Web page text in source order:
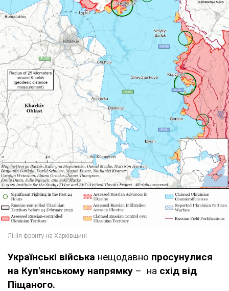
Українські війська нещодавно просунулися
на Куп'янському напрямку – на схід від
Піщаного.